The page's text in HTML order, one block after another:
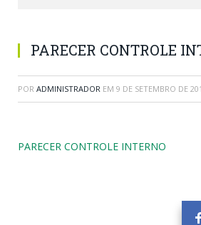
PARECER CONTROLE
POR ADMINISTRADOR EM 9 DE SETEMBRO DE
PARECER CONTROLE INTERNO